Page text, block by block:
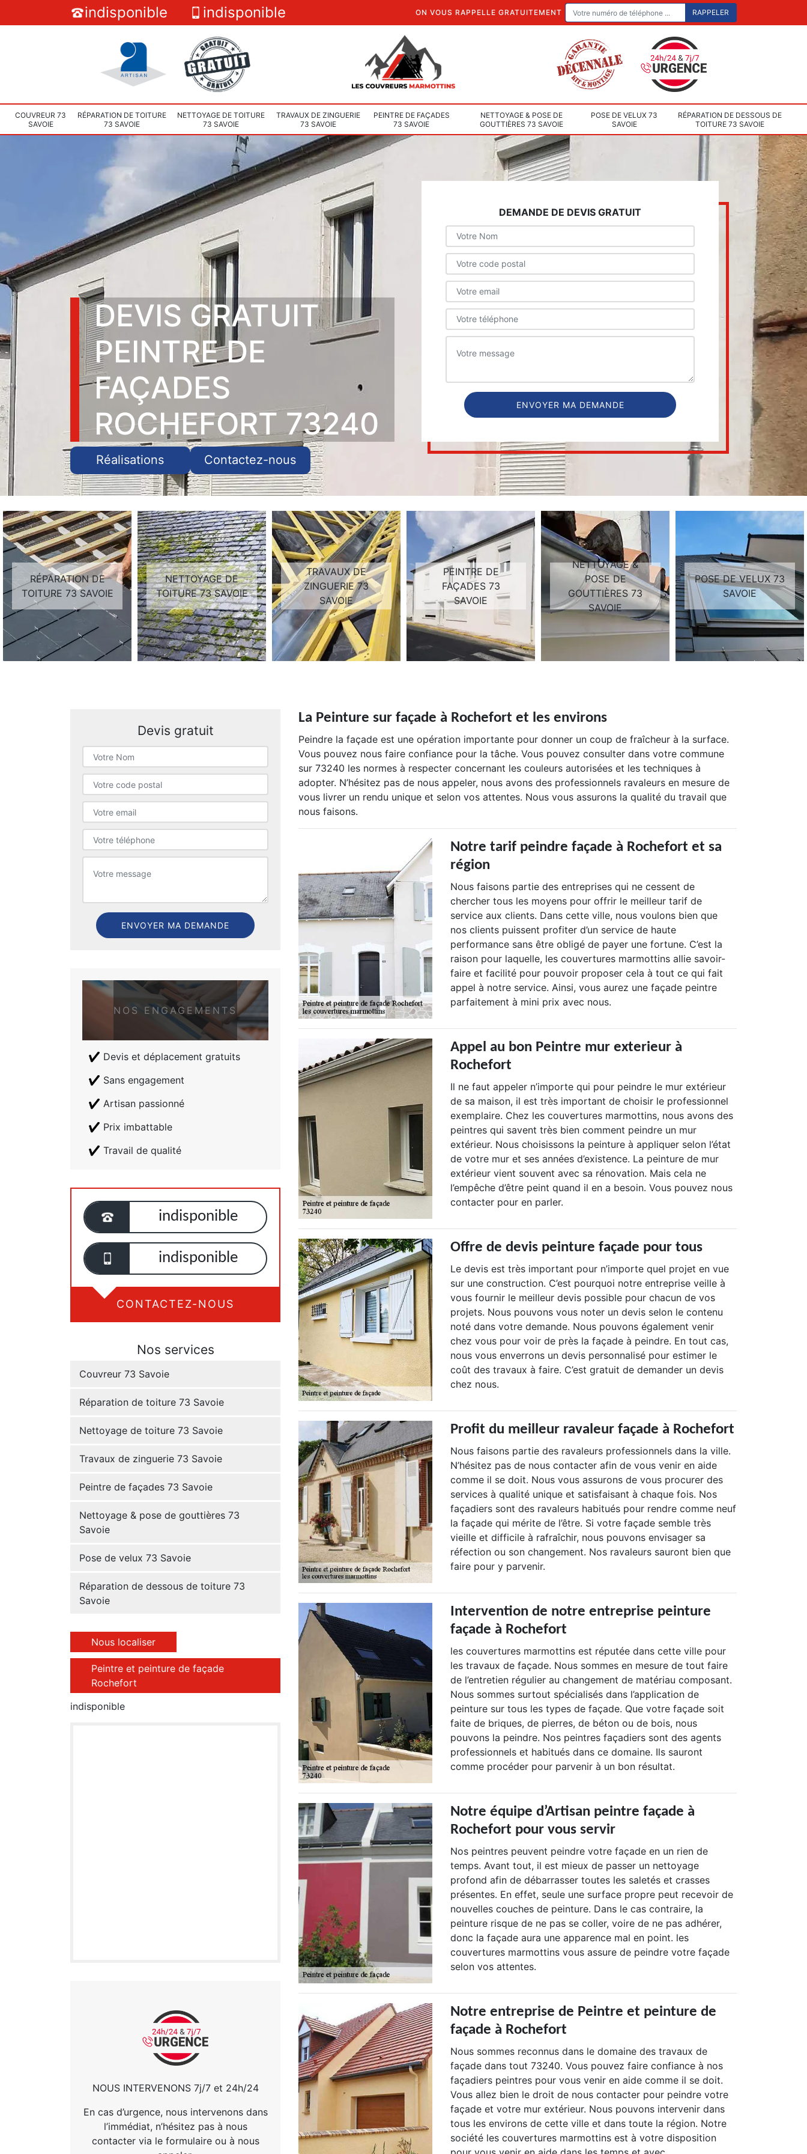
indisponible indisponible ON VOUS RAPPELLE GRATUITEMENT
COUVREUR 73
SAVOIE
RÉPARATION DE TOITURE
73 SAVOIE
NETTOYAGE DE TOITURE
73 SAVOIE
TRAVAUX DE ZINGUERIE
73 SAVOIE
PEINTRE DE FAÇADES
73 SAVOIE
NETTOYAGE & POSE DE
GOUTTIÈRES 73 SAVOIE
POSE DE VELUX 73
SAVOIE
RÉPARATION DE DESSOUS DE
TOITURE 73 SAVOIE
DEVIS GRATUIT
PEINTRE DE
FAÇADES
ROCHEFORT 73240
Réalisations Contactez-nous
DEMANDE DE DEVIS GRATUIT
RÉPARATION DE
TOITURE 73 SAVOIE
NETTOYAGE DE
TOITURE 73 SAVOIE
TRAVAUX DE
ZINGUERIE 73
SAVOIE
PEINTRE DE
FAÇADES 73
SAVOIE
NETTOYAGE &
POSE DE
GOUTTIÈRES 73
SAVOIE
POSE DE VELUX 73
SAVOIE
Devis gratuit
NOS ENGAGEMENTS
Devis et déplacement gratuits
Sans engagement
Artisan passionné
Prix imbattable
Travail de qualité
indisponible
indisponible
CONTACTEZ-NOUS
Nos services
Couvreur 73 Savoie
Réparation de toiture 73 Savoie
Nettoyage de toiture 73 Savoie
Travaux de zinguerie 73 Savoie
Peintre de façades 73 Savoie
Nettoyage & pose de gouttières 73
Savoie
Pose de velux 73 Savoie
Réparation de dessous de toiture 73
Savoie
Nous localiser
Peintre et peinture de façade
Rochefort
indisponible
NOUS INTERVENONS 7j/7 et 24h/24
En cas d’urgence, nous intervenons dans
l’immédiat, n’hésitez pas à nous
contacter via le formulaire ou à nous
La Peinture sur façade à Rochefort et les environs
Peindre la façade est une opération importante pour donner un coup de fraîcheur à la surface.
Vous pouvez nous faire confiance pour la tâche. Vous pouvez consulter dans votre commune
sur 73240 les normes à respecter concernant les couleurs autorisées et les techniques à
adopter. N’hésitez pas de nous appeler, nous avons des professionnels ravaleurs en mesure de
vous livrer un rendu unique et selon vos attentes. Nous vous assurons la qualité du travail que
nous faisons.
Notre tarif peindre façade à Rochefort et sa
région
Nous faisons partie des entreprises qui ne cessent de
chercher tous les moyens pour offrir le meilleur tarif de
service aux clients. Dans cette ville, nous voulons bien que
nos clients puissent profiter d’un service de haute
performance sans être obligé de payer une fortune. C’est la
raison pour laquelle, les couvertures marmottins allie savoir-
faire et facilité pour pouvoir proposer cela à tout ce qui fait
appel à notre service. Ainsi, vous aurez une façade peintre
parfaitement à mini prix avec nous.
Appel au bon Peintre mur exterieur à
Rochefort
Il ne faut appeler n’importe qui pour peindre le mur extérieur
de sa maison, il est très important de choisir le professionnel
exemplaire. Chez les couvertures marmottins, nous avons des
peintres qui savent très bien comment peindre un mur
extérieur. Nous choisissons la peinture à appliquer selon l’état
de votre mur et ses années d’existence. La peinture de mur
extérieur vient souvent avec sa rénovation. Mais cela ne
l’empêche d’être peint quand il en a besoin. Vous pouvez nous
contacter pour en parler.
Offre de devis peinture façade pour tous
Le devis est très important pour n’importe quel projet en vue
sur une construction. C’est pourquoi notre entreprise veille à
vous fournir le meilleur devis possible pour chacun de vos
projets. Nous pouvons vous noter un devis selon le contenu
noté dans votre demande. Nous pouvons également venir
chez vous pour voir de près la façade à peindre. En tout cas,
nous vous enverrons un devis personnalisé pour estimer le
coût des travaux à faire. C’est gratuit de demander un devis
chez nous.
Profit du meilleur ravaleur façade à Rochefort
Nous faisons partie des ravaleurs professionnels dans la ville.
N’hésitez pas de nous contacter afin de vous venir en aide
comme il se doit. Nous vous assurons de vous procurer des
services à qualité unique et satisfaisant à chaque fois. Nos
façadiers sont des ravaleurs habitués pour rendre comme neuf
la façade qui mérite de l’être. Si votre façade semble très
vieille et difficile à rafraîchir, nous pouvons envisager sa
réfection ou son changement. Nos ravaleurs sauront bien que
faire pour y parvenir.
Intervention de notre entreprise peinture
façade à Rochefort
les couvertures marmottins est réputée dans cette ville pour
les travaux de façade. Nous sommes en mesure de tout faire
de l’entretien régulier au changement de matériau composant.
Nous sommes surtout spécialisés dans l’application de
peinture sur tous les types de façade. Que votre façade soit
faite de briques, de pierres, de béton ou de bois, nous
pouvons la peindre. Nos peintres façadiers sont des agents
professionnels et habitués dans ce domaine. Ils sauront
comme procéder pour parvenir à un bon résultat.
Notre équipe d’Artisan peintre façade à
Rochefort pour vous servir
Nos peintres peuvent peindre votre façade en un rien de
temps. Avant tout, il est mieux de passer un nettoyage
profond afin de débarrasser toutes les saletés et crasses
présentes. En effet, seule une surface propre peut recevoir de
nouvelles couches de peinture. Dans le cas contraire, la
peinture risque de ne pas se coller, voire de ne pas adhérer,
donc la façade aura une apparence mal en point. les
couvertures marmottins vous assure de peindre votre façade
selon vos attentes.
Notre entreprise de Peintre et peinture de
façade à Rochefort
Nous sommes reconnus dans le domaine des travaux de
façade dans tout 73240. Vous pouvez faire confiance à nos
façadiers peintres pour vous venir en aide comme il se doit.
Vous allez bien le droit de nous contacter pour peindre votre
façade et votre mur extérieur. Nous pouvons intervenir dans
tous les environs de cette ville et dans toute la région. Notre
société les couvertures marmottins est à votre disposition